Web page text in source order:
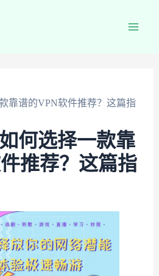
靠谱的VPN软件推荐？这篇指
何选择一款靠
推荐？这篇指